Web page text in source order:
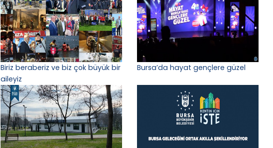
Biriz beraberiz ve biz çok büyük bir
aileyiz
Bursa’da hayat gençlere güzel